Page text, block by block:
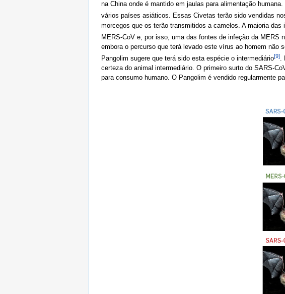
na China onde é mantido em jaulas para alimentação
vários países asiáticos. Essas Civetas terão sido vendidas
morcegos que os terão transmitidos a camelos. A maioria
MERS-CoV e, por isso, uma das fontes de infeção da
embora o percurso que terá levado este vírus ao homem não
Pangolim sugere que terá sido esta espécie o intermediário[9].
certeza do animal intermediário. O primeiro surto do SARS-
para consumo humano. O Pangolim é vendido regularmente